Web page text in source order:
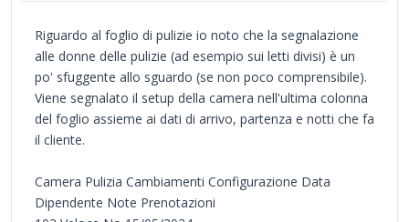
Riguardo al foglio di pulizie io noto che la segnalazione
alle donne delle pulizie (ad esempio sui letti divisi) è un
po' sfuggente allo sguardo (se non poco comprensibile).
Viene segnalato il setup della camera nell'ultima colonna
del foglio assieme ai dati di arrivo, partenza e notti che fa
il cliente.
Camera Pulizia Cambiamenti Configurazione Data
Dipendente Note Prenotazioni